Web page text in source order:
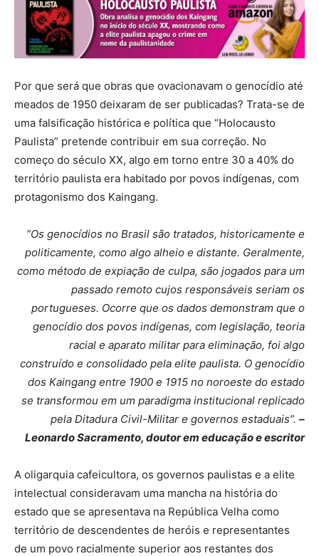
Por que será que obras que ovacionavam o genocídio até
meados de 1950 deixaram de ser publicadas? Trata-se de
uma falsificação histórica e política que “Holocausto
Paulista” pretende contribuir em sua correção. No
começo do século XX, algo em torno entre 30 a 40% do
território paulista era habitado por povos indígenas, com
protagonismo dos Kaingang.
“Os genocídios no Brasil são tratados, historicamente e
politicamente, como algo alheio e distante. Geralmente,
como método de expiação de culpa, são jogados para um
passado remoto cujos responsáveis seriam os
portugueses. Ocorre que os dados demonstram que o
genocídio dos povos indígenas, com legislação, teoria
racial e aparato militar para eliminação, foi algo
construído e consolidado pela elite paulista. O genocídio
dos Kaingang entre 1900 e 1915 no noroeste do estado
se transformou em um paradigma institucional replicado
pela Ditadura Civil-Militar e governos estaduais”. –
Leonardo Sacramento, doutor em educação e escritor
A oligarquia cafeicultora, os governos paulistas e a elite
intelectual consideravam uma mancha na história do
estado que se apresentava na República Velha como
território de descendentes de heróis e representantes
de um povo racialmente superior aos restantes dos